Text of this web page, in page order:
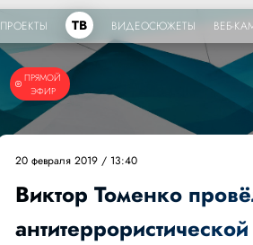
ПРОЕКТЫ ТВ ВИДЕОСЮЖЕТЫ ВЕБ-
ПРЯМОЙ
ЭФИР
20 февраля 2019 / 13:40
Виктор Томенко